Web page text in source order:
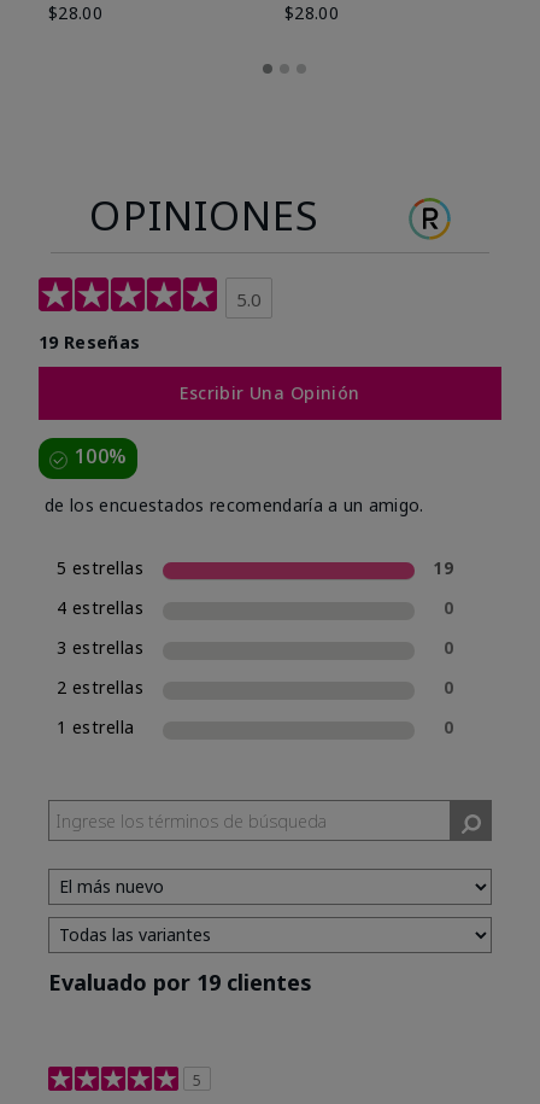
$28.00
$28.00
OPINIONES
5.0
19 Reseñas
Escribir Una Opinión
100%
de los encuestados recomendaría a un amigo.
5 estrellas
19
4 estrellas
0
3 estrellas
0
2 estrellas
0
1 estrella
0
Evaluado por 19 clientes
5